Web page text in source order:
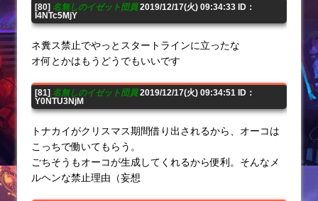
[80] 名無しのイゼット団員2019/12/17(火) 09:34:33 ID：
I4NTc5MjY
ネ糞ス禁止でやっとスタートラインに立ったな
オ何とかはもうどうでもいいです
[81] 名無しのイゼット団員2019/12/17(火) 09:34:51 ID：
Y0NTU3NjM
トナカイがクリスマス期間借り出されるから、オーコは
こっちで働いてもらう。
ごちそうもオーコが生成してくれるから便利。そんなメ
ルヘンな禁止理由（妄想